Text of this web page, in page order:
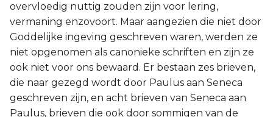
Jeremía
Klaagliederen
Ezechiël
Daniël
overvloedig nuttig zouden zijn voor lering,
vermaning enzovoort. Maar aangezien die niet door
Goddelijke ingeving geschreven waren, werden ze
niet opgenomen als canonieke schriften en zijn ze
ook niet voor ons bewaard. Er bestaan zes brieven,
die naar gezegd wordt door Paulus aan Seneca
geschreven zijn, en acht brieven van Seneca aan
Paulus, brieven die ook door sommigen van de